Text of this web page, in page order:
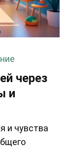
через
и
и чувства